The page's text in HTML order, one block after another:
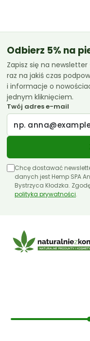
Odbierz 5% na
Zapisz się na
raz na jakiś czas
i informacje o
jednym kliknięciem.
Twój adres e-mail
Chcę dostawać
danych jest Hemp SPA
Bystrzyca Kłodzka.
polityka prywatności.